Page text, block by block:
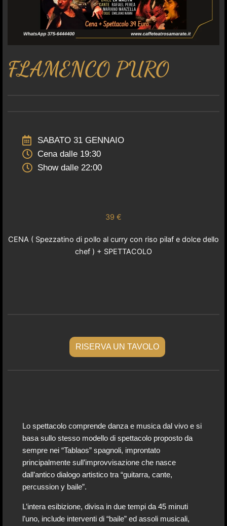
FLAMENCO PURO
SABATO 31 GENNAIO
Cena dalle 19:30
Show dalle 22:00
39 €
CENA ( Spezzatino di pollo al curry con riso pilaf e dolce dello
chef ) + SPETTACOLO
RISERVA UN TAVOLO
Lo spettacolo comprende danza e musica dal vivo e si
basa sullo stesso modello di spettacolo proposto da
sempre nei “Tablaos” spagnoli, improntato
principalmente sull’improvvisazione che nasce
dall’antico dialogo artistico tra “guitarra, cante,
percussion y baile”.
L’intera esibizione, divisa in due tempi da 45 minuti
l’uno, include interventi di “baile” ed assoli musicali,